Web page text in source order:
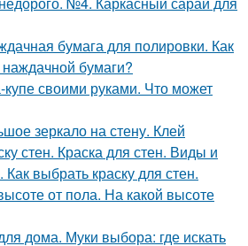
бумага для полировки. Как
бумаги?
своими руками. Что может
зеркало на стену. Клей
стен. Краска для стен. Виды и
выбрать краску для стен.
от пола. На какой высоте
дома. Муки выбора: где искать